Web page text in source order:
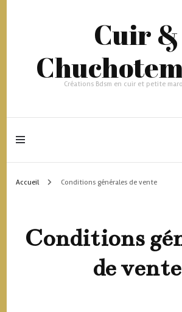
Cuir &
Créations Bdsm en cuir et petite
Accueil Conditions générales de vente
Conditions
de vente